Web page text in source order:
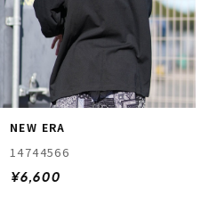
NEW ERA
14744566
¥6,600